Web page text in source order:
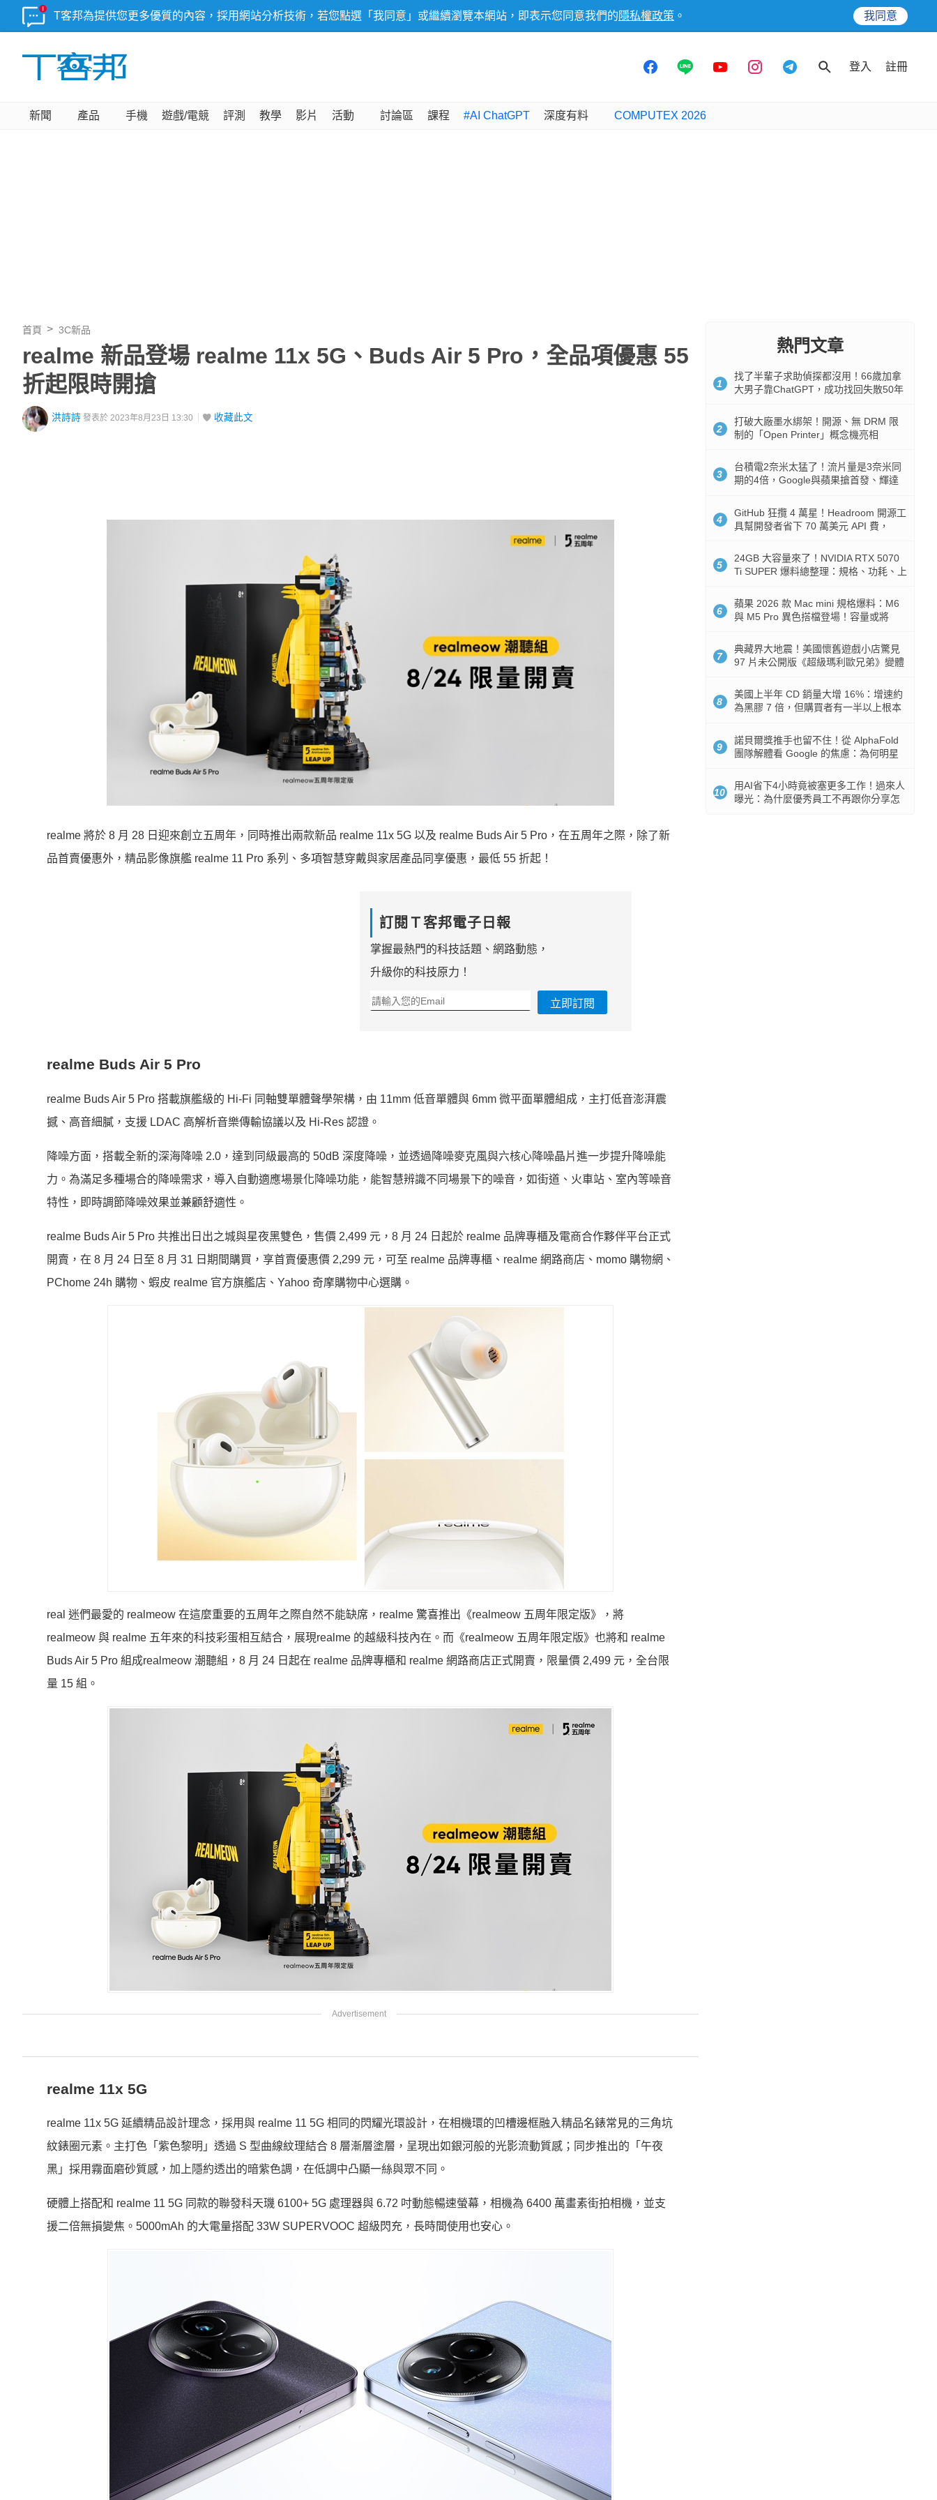
T客邦為提供您更多優質的內容，採用網站分析技術，若您點選「我同意」或繼續瀏覽本網站，即表示您同意我們的 隱私權政策 。 我同意
登入 註冊
新聞 產品 手機 遊戲/電競 評測 教學 影片 活動 討論區 課程 #AI ChatGPT 深度有料 COMPUTEX 2026
首頁 3C新品
realme 新品登場 realme 11x 5G、Buds Air 5 Pro，全品項優惠 55
折起限時開搶
洪詩詩 發表於 2023年8月23日 13:30 收藏此文
realme 將於 8 月 28 日迎來創立五周年，同時推出兩款新品 realme 11x 5G 以及 realme Buds Air 5 Pro，在五周年之際，除了新
品首賣優惠外，精品影像旗艦 realme 11 Pro 系列、多項智慧穿戴與家居產品同享優惠，最低 55 折起！
訂閱Ｔ客邦電子日報
掌握最熱門的科技話題、網路動態，
升級你的科技原力！
立即訂閱
realme Buds Air 5 Pro
realme Buds Air 5 Pro 搭載旗艦級的 Hi-Fi 同軸雙單體聲學架構，由 11mm 低音單體與 6mm 微平面單體組成，主打低音澎湃震
撼、高音細膩，支援 LDAC 高解析音樂傳輸協議以及 Hi-Res 認證。
降噪方面，搭載全新的深海降噪 2.0，達到同級最高的 50dB 深度降噪，並透過降噪麥克風與六核心降噪晶片進一步提升降噪能
力。為滿足多種場合的降噪需求，導入自動適應場景化降噪功能，能智慧辨識不同場景下的噪音，如街道、火車站、室內等噪音
特性，即時調節降噪效果並兼顧舒適性。
realme Buds Air 5 Pro 共推出日出之城與星夜黑雙色，售價 2,499 元，8 月 24 日起於 realme 品牌專櫃及電商合作夥伴平台正式
開賣，在 8 月 24 日至 8 月 31 日期間購買，享首賣優惠價 2,299 元，可至 realme 品牌專櫃、realme 網路商店、momo 購物網、
PChome 24h 購物、蝦皮 realme 官方旗艦店、Yahoo 奇摩購物中心選購。
real 迷們最愛的 realmeow 在這麼重要的五周年之際自然不能缺席，realme 驚喜推出《realmeow 五周年限定版》，將
realmeow 與 realme 五年來的科技彩蛋相互結合，展現realme 的越級科技內在。而《realmeow 五周年限定版》也將和 realme
Buds Air 5 Pro 組成realmeow 潮聽組，8 月 24 日起在 realme 品牌專櫃和 realme 網路商店正式開賣，限量價 2,499 元，全台限
量 15 組。
realme 11x 5G
realme 11x 5G 延續精品設計理念，採用與 realme 11 5G 相同的閃耀光環設計，在相機環的凹槽邊框融入精品名錶常見的三角坑
紋錶圈元素。主打色「紫色黎明」透過 S 型曲線紋理結合 8 層漸層塗層，呈現出如銀河般的光影流動質感；同步推出的「午夜
黑」採用霧面磨砂質感，加上隱約透出的暗紫色調，在低調中凸顯一絲與眾不同。
硬體上搭配和 realme 11 5G 同款的聯發科天璣 6100+ 5G 處理器與 6.72 吋動態暢速螢幕，相機為 6400 萬畫素街拍相機，並支
援二倍無損變焦。5000mAh 的大電量搭配 33W SUPERVOOC 超級閃充，長時間使用也安心。
熱門文章
1
找了半輩子求助偵探都沒用！66歲加拿
大男子靠ChatGPT，成功找回失散50年
2
打破大廠墨水綁架！開源、無 DRM 限
制的「Open Printer」概念機亮相
3
台積電2奈米太猛了！流片量是3奈米同
期的4倍，Google與蘋果搶首發、輝達
4
GitHub 狂攬 4 萬星！Headroom 開源工
具幫開發者省下 70 萬美元 API 費，
5
24GB 大容量來了！NVIDIA RTX 5070
Ti SUPER 爆料總整理：規格、功耗、上
6
蘋果 2026 款 Mac mini 規格爆料：M6
與 M5 Pro 異色搭檔登場！容量或將
7
典藏界大地震！美國懷舊遊戲小店驚見
97 片未公開版《超級瑪利歐兄弟》變體
8
美國上半年 CD 銷量大增 16%：增速約
為黑膠 7 倍，但購買者有一半以上根本
9
諾貝爾獎推手也留不住！從 AlphaFold
團隊解體看 Google 的焦慮：為何明星
10
用AI省下4小時竟被塞更多工作！過來人
曝光：為什麼優秀員工不再跟你分享怎